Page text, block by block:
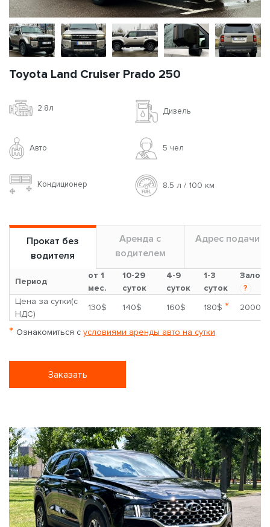
Toyota Land Cruiser Prado 250
2.8л Дизель
Авто 5 чел
Кондиционер 8.5 л / 100 км
Прокат без
водителя
Аренда с
водителем
Адрес подачи
Период
от 1
мес.
10-29
суток
4-9
суток
1-3
суток
Залог
?
Цена за сутки(с
НДС)
130$ 140$ 160$ 180$ * 2000$
* Ознакомиться с условиями аренды авто на сутки
Заказать